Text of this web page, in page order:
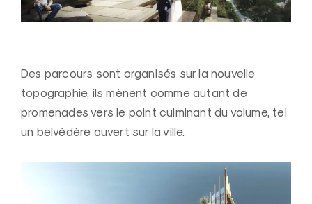
Des parcours sont organisés sur la nouvelle
topographie, ils mènent comme autant de
promenades vers le point culminant du volume, tel
un belvédère ouvert sur la ville.